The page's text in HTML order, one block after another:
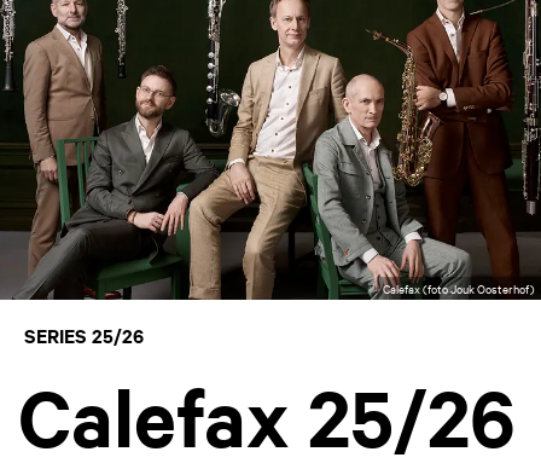
Calefax (foto Jouk Oosterhof)
SERIES 25/26
Calefax 25/26